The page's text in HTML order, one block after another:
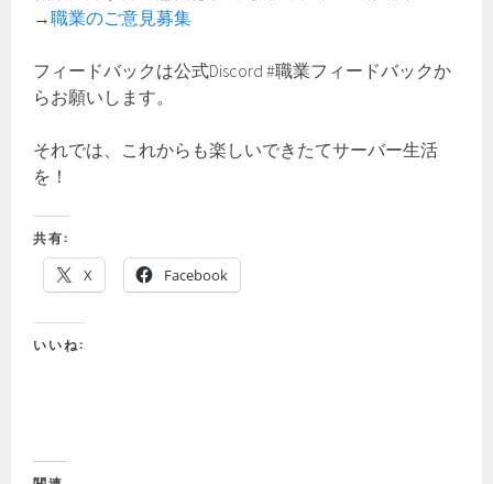
→職業のご意見募集
フィードバックは公式Discord #職業フィードバックか
らお願いします。
それでは、これからも楽しいできたてサーバー生活
を！
共有:
X Facebook
いいね: